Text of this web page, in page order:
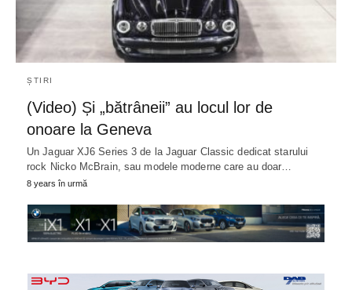
ȘTIRI
(Video) Și „bătrâneii” au locul lor de
onoare la Geneva
Un Jaguar XJ6 Series 3 de la Jaguar Classic dedicat starului
rock Nicko McBrain, sau modele moderne care au doar…
8 years în urmă